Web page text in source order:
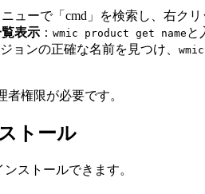
ニューで「cmd」を検索し、右ク
表示 ： wmic product get name と
ョンの正確な名前を見つけ、
者権限が必要です。
トール
ストールできます。